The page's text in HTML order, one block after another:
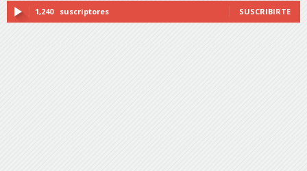
1,240 suscriptores SUSCRIBIRTE